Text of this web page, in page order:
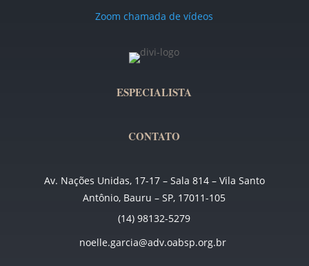
Zoom chamada de vídeos
ESPECIALISTA
CONTATO
Av. Nações Unidas, 17-17 – Sala 814 – Vila Santo
Antônio, Bauru – SP, 17011-105
(14) 98132-5279
noelle.garcia@adv.oabsp.org.br